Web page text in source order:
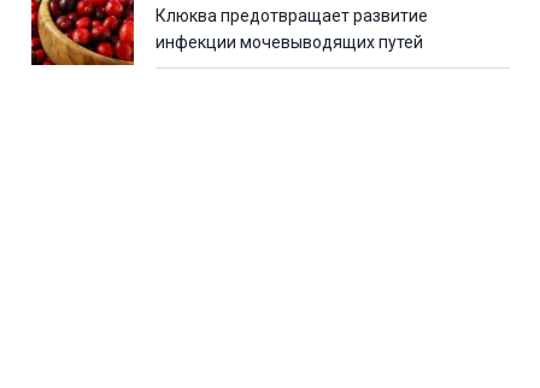
Клюква предотвращает развитие
инфекции мочевыводящих путей